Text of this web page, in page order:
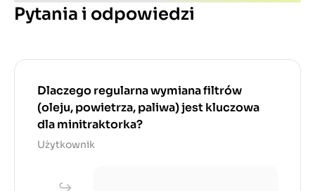
Pytania i odpowiedzi
Dlaczego regularna wymiana filtrów
(oleju, powietrza, paliwa) jest kluczowa
dla minitraktorka?
Użytkownik